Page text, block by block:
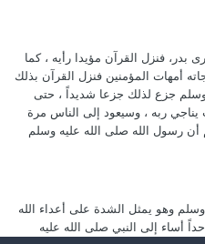
فنزل القرآن مؤيدا رأيه ، كما
أمهات المؤمنين فنزل القرآن بذلك
جزع لذلك جزعا شديداً ، حتى
ربه ، وسيعود إلى الناس مرة
رسول الله صلى الله عليه وسلم
وهو يمثل الشدة على أعداء الله
أساء إلى النبي صلى الله عليه